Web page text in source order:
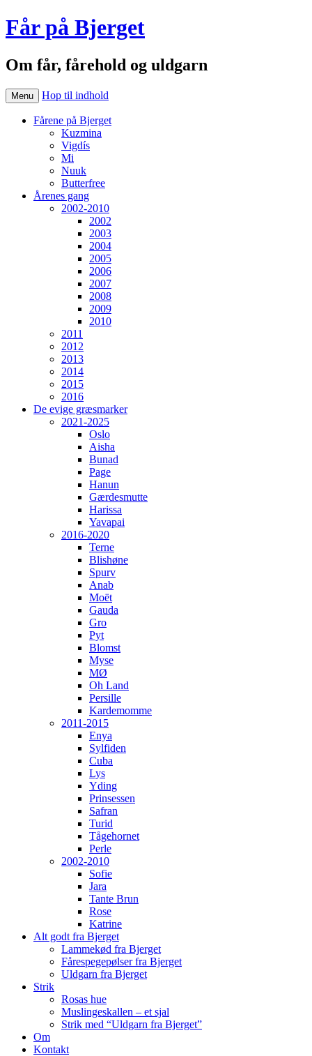
Får på Bjerget
Om får, fårehold og uldgarn
Menu Hop til indhold
Fårene på Bjerget
Kuzmina
Vigdís
Mi
Nuuk
Butterfree
Årenes gang
2002-2010
2002
2003
2004
2005
2006
2007
2008
2009
2010
2011
2012
2013
2014
2015
2016
De evige græsmarker
2021-2025
Oslo
Aisha
Bunad
Page
Hanun
Gærdesmutte
Harissa
Yavapai
2016-2020
Terne
Blishøne
Spurv
Anab
Moët
Gauda
Gro
Pyt
Blomst
Myse
MØ
Oh Land
Persille
Kardemomme
2011-2015
Enya
Sylfiden
Cuba
Lys
Yding
Prinsessen
Safran
Turid
Tågehornet
Perle
2002-2010
Sofie
Jara
Tante Brun
Rose
Katrine
Alt godt fra Bjerget
Lammekød fra Bjerget
Fårespegepølser fra Bjerget
Uldgarn fra Bjerget
Strik
Rosas hue
Muslingeskallen – et sjal
Strik med “Uldgarn fra Bjerget”
Om
Kontakt